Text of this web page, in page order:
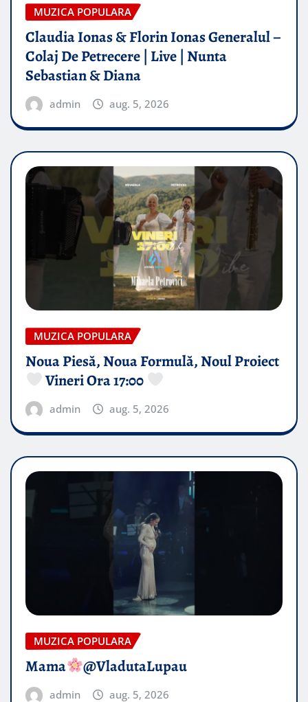
MUZICA POPULARA
Claudia Ionas & Florin Ionas Generalul –
Colaj De Petrecere | Live | Nunta
Sebastian & Diana
admin aug. 5, 2026
MUZICA POPULARA
Noua Piesă, Noua Formulă, Noul Proiect
Vineri Ora 17:00
admin aug. 5, 2026
MUZICA POPULARA
Mama @VladutaLupau
admin aug. 5, 2026